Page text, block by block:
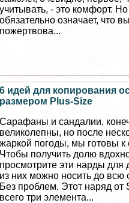
учитывать, - это комфорт. Но
обязательно означает, что
пожертвова...
6 идей для копирования
размером Plus-Size
Сарафаны и сандалии,
великолепны, но после
жаркой погоды, мы готовы к
Чтобы получить долю
просмотрите эти нарды
из них можно носить до всю
Без проблем. Этот наряд от
всего три элемента...